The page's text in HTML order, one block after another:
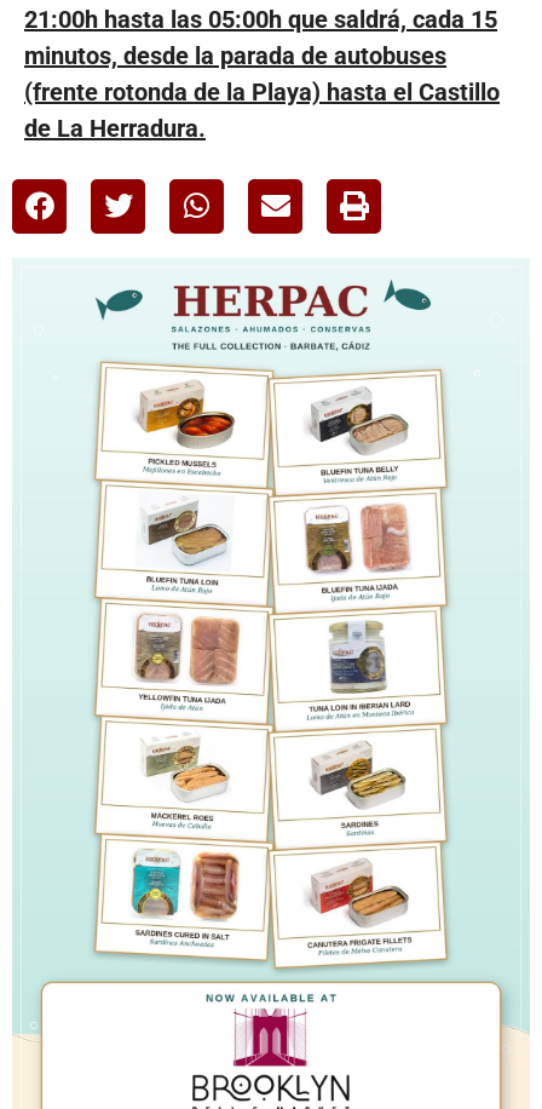
21:00h hasta las 05:00h que saldrá, cada 15
minutos, desde la parada de autobuses
(frente rotonda de la Playa) hasta el Castillo
de La Herradura.